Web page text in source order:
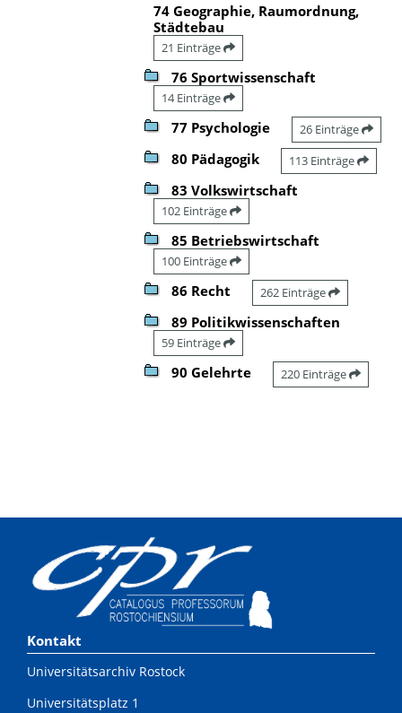
74 Geographie, Raumordnung,
Städtebau
21 Einträge
76 Sportwissenschaft
14 Einträge
77 Psychologie 26 Einträge
80 Pädagogik 113 Einträge
83 Volkswirtschaft
102 Einträge
85 Betriebswirtschaft
100 Einträge
86 Recht 262 Einträge
89 Politikwissenschaften
59 Einträge
90 Gelehrte 220 Einträge
Kontakt
Universitätsarchiv Rostock
Universitätsplatz 1